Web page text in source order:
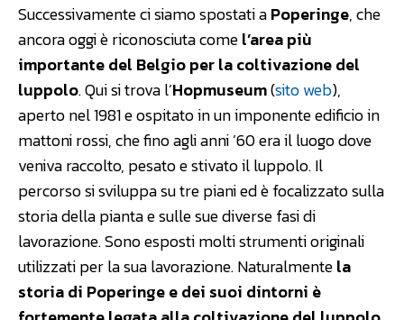
Successivamente ci siamo spostati aPoperinge, che
ancora oggi è riconosciuta comel’area più
importante del Belgio per la coltivazione del
luppolo. Qui si trova l’Hopmuseum(sito web),
aperto nel 1981 e ospitato in un imponente edificio in
mattoni rossi, che fino agli anni ’60 era il luogo dove
veniva raccolto, pesato e stivato il luppolo. Il
percorso si sviluppa su tre piani ed è focalizzato sulla
storia della pianta e sulle sue diverse fasi di
lavorazione. Sono esposti molti strumenti originali
utilizzati per la sua lavorazione. Naturalmentela
storia di Poperinge e dei suoi dintorni è